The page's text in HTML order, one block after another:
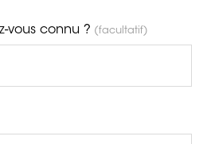
vous connu ? (facultatif)